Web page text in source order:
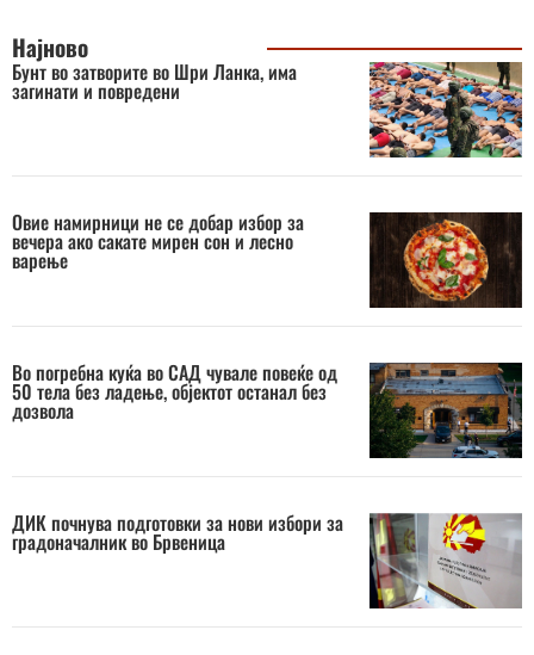
Најново
Бунт во затворите во Шри Ланка, има
загинати и повредени
Овие намирници не се добар избор за
вечера ако сакате мирен сон и лесно
варење
Во погребна куќа во САД чувале повеќе од
50 тела без ладење, објектот останал без
дозвола
ДИК почнува подготовки за нови избори за
градоначалник во Брвеница